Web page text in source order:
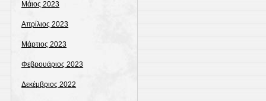
Μάιος 2023
Απρίλιος 2023
Μάρτιος 2023
Φεβρουάριος 2023
Δεκέμβριος 2022